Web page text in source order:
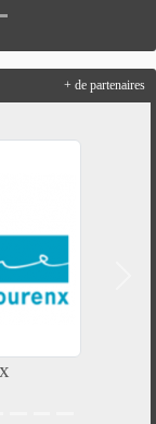
+ de partenaires